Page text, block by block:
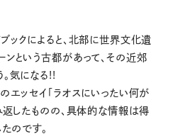
ックによると、北部に世界文化遺
という古都があって、その近郊
気になる!!
エッセイ「ラオスにいったい何が
返したものの、具体的な情報は得
のです。